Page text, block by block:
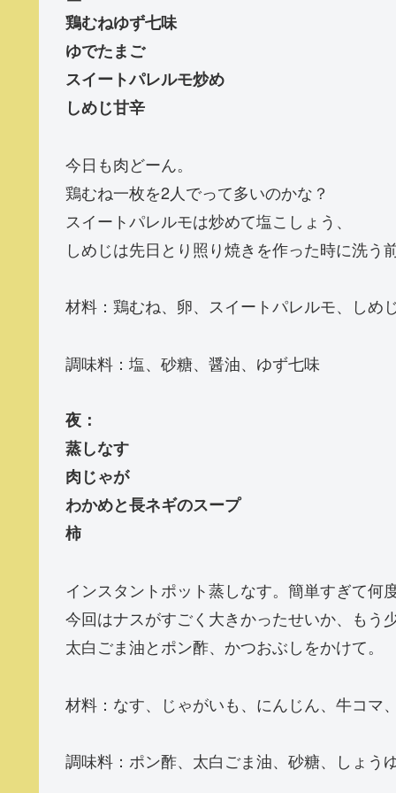
鶏むねゆず七味
ゆでたまご
スイートパレルモ炒め
しめじ甘辛
今日も肉どーん。
鶏むね一枚を2人でって多いのかな？
スイートパレルモは炒めて塩こしょう、
しめじは先日とり照り焼きを作った時に洗う
材料：鶏むね、卵、スイートパレルモ、しめ
調味料：塩、砂糖、醤油、ゆず七味
夜：
蒸しなす
肉じゃが
わかめと長ネギのスープ
柿
インスタントポット蒸しなす。簡単すぎて何
今回はナスがすごく大きかったせいか、もう
太白ごま油とポン酢、かつおぶしをかけて。
材料：なす、じゃがいも、にんじん、牛コマ
調味料：ポン酢、太白ごま油、砂糖、しょう